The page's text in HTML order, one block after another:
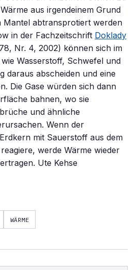
aus irgendeinem Grund
Mantel abtransprotiert werden
in der Fachzeitschrift Doklady
Nr. 4, 2002) können sich im
Wasserstoff, Schwefel und
daraus abscheiden und eine
Die Gase würden sich dann
bahnen, wo sie
und ähnliche
Wenn der
mit Sauerstoff aus dem
werde Wärme wieder
Ute Kehse
WÄRME